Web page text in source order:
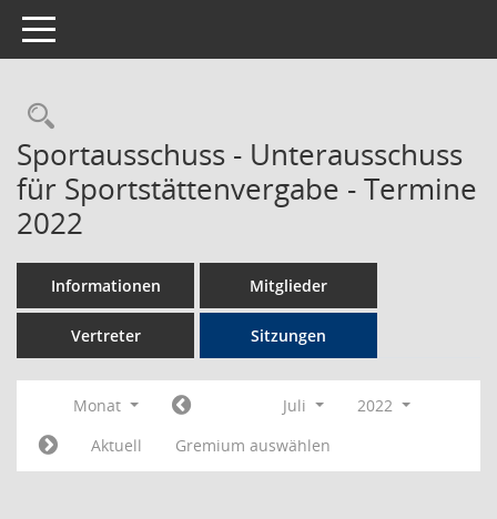
Toggle navigation
Rechercheauswahl
Sportausschuss - Unterausschuss
für Sportstättenvergabe - Termine
2022
Informationen Mitglieder
Vertreter Sitzungen
Monat Juli
2022
Aktuell
Gremium auswählen